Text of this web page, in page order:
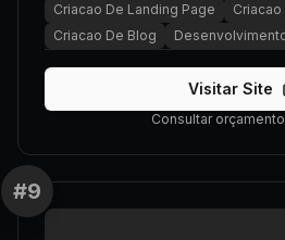
Criacao De Landing Page
Criacao De Blog
Visitar Site
Consultar
#9